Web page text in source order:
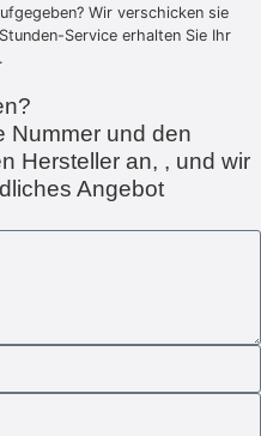
Wir verschicken sie
Service erhalten Sie Ihr
Nummer und den
Hersteller an, , und wir
Angebot